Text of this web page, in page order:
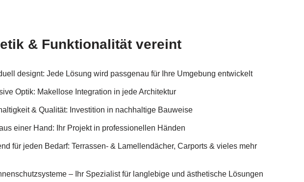
& Funktionalität vereint
designt: Jede Lösung wird passgenau für Ihre Umgebung entwickelt
Optik: Makellose Integration in jede Architektur
& Qualität: Investition in nachhaltige Bauweise
einer Hand: Ihr Projekt in professionellen Händen
für jeden Bedarf: Terrassen- & Lamellendächer, Carports & vieles mehr
– Ihr Spezialist für langlebige und ästhetische Lösungen